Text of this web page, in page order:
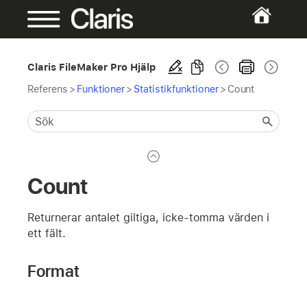
Claris FileMaker Pro Hjälp
Referens > Funktioner> Statistikfunktioner> Count
Count
Returnerar antalet giltiga, icke-tomma värden i
ett fält.
Format